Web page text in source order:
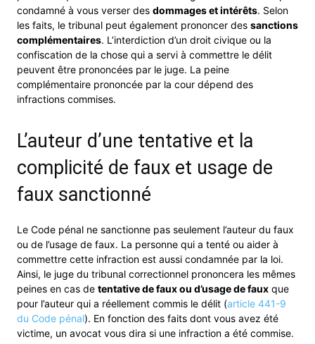
condamné à vous verser des dommages et intérêts. Selon
les faits, le tribunal peut également prononcer des sanctions
complémentaires. L’interdiction d’un droit civique ou la
confiscation de la chose qui a servi à commettre le délit
peuvent être prononcées par le juge. La peine
complémentaire prononcée par la cour dépend des
infractions commises.
L’auteur d’une tentative et la
complicité de faux et usage de
faux sanctionné
Le Code pénal ne sanctionne pas seulement l’auteur du faux
ou de l’usage de faux. La personne qui a tenté ou aider à
commettre cette infraction est aussi condamnée par la loi.
Ainsi, le juge du tribunal correctionnel prononcera les mêmes
peines en cas de tentative de faux ou d’usage de faux que
pour l’auteur qui a réellement commis le délit (article 441-9
du Code pénal). En fonction des faits dont vous avez été
victime, un avocat vous dira si une infraction a été commise.